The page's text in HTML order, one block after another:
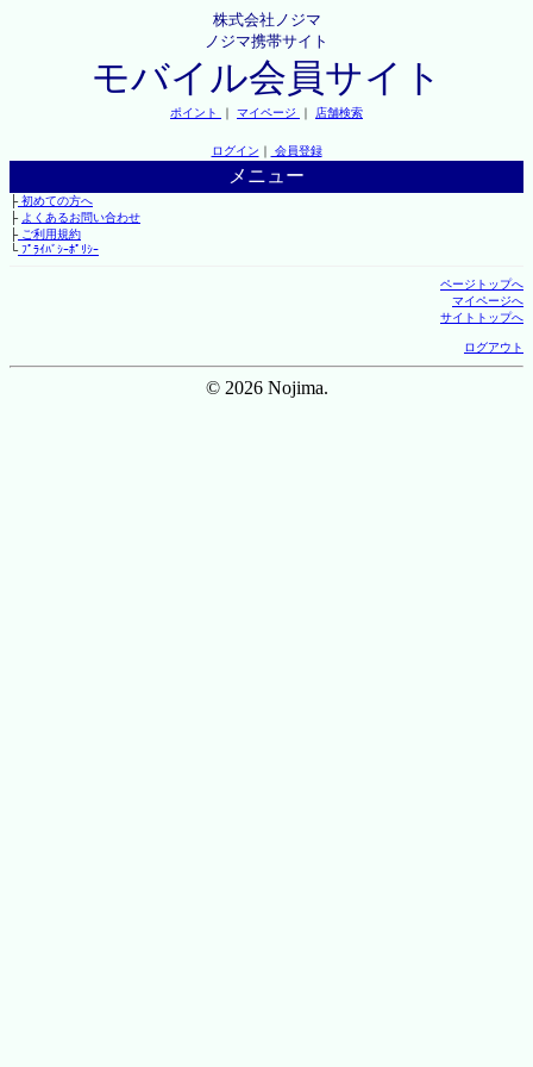
株式会社ノジマ
ノジマ携帯サイト
モバイル会員サイト
ポイント ｜ マイページ ｜ 店舗検索
ログイン ｜ 会員登録
メニュー
├初めての方へ
├ よくあるお問い合わせ
├ご利用規約
└ﾌﾟﾗｲﾊﾞｼｰﾎﾟﾘｼｰ
ページトップへ
マイページへ
サイトトップへ
ログアウト
© 2026 Nojima.